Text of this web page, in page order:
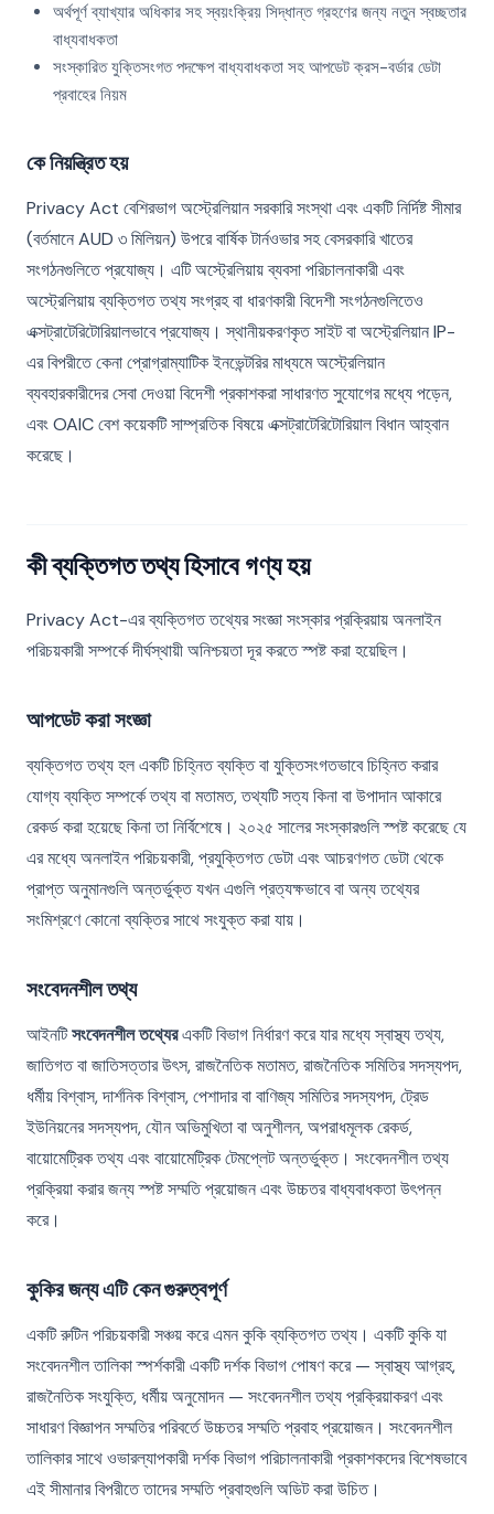
অর্থপূর্ণ ব্যাখ্যার অধিকার সহ স্বয়ংক্রিয় সিদ্ধান্ত গ্রহণের জন্য নতুন স্বচ্ছতার
বাধ্যবাধকতা
সংস্কারিত যুক্তিসংগত পদক্ষেপ বাধ্যবাধকতা সহ আপডেট ক্রস-বর্ডার ডেটা
প্রবাহের নিয়ম
কে নিয়ন্ত্রিত হয়
Privacy Act বেশিরভাগ অস্ট্রেলিয়ান সরকারি সংস্থা এবং একটি নির্দিষ্ট সীমার
(বর্তমানে AUD ৩ মিলিয়ন) উপরে বার্ষিক টার্নওভার সহ বেসরকারি খাতের
সংগঠনগুলিতে প্রযোজ্য। এটি অস্ট্রেলিয়ায় ব্যবসা পরিচালনাকারী এবং
অস্ট্রেলিয়ায় ব্যক্তিগত তথ্য সংগ্রহ বা ধারণকারী বিদেশী সংগঠনগুলিতেও
এক্সট্রাটেরিটোরিয়ালভাবে প্রযোজ্য। স্থানীয়করণকৃত সাইট বা অস্ট্রেলিয়ান IP-
এর বিপরীতে কেনা প্রোগ্রাম্যাটিক ইনভেন্টরির মাধ্যমে অস্ট্রেলিয়ান
ব্যবহারকারীদের সেবা দেওয়া বিদেশী প্রকাশকরা সাধারণত সুযোগের মধ্যে পড়েন,
এবং OAIC বেশ কয়েকটি সাম্প্রতিক বিষয়ে এক্সট্রাটেরিটোরিয়াল বিধান আহ্বান
করেছে।
কী ব্যক্তিগত তথ্য হিসাবে গণ্য হয়
Privacy Act-এর ব্যক্তিগত তথ্যের সংজ্ঞা সংস্কার প্রক্রিয়ায় অনলাইন
পরিচয়কারী সম্পর্কে দীর্ঘস্থায়ী অনিশ্চয়তা দূর করতে স্পষ্ট করা হয়েছিল।
আপডেট করা সংজ্ঞা
ব্যক্তিগত তথ্য হল একটি চিহ্নিত ব্যক্তি বা যুক্তিসংগতভাবে চিহ্নিত করার
যোগ্য ব্যক্তি সম্পর্কে তথ্য বা মতামত, তথ্যটি সত্য কিনা বা উপাদান আকারে
রেকর্ড করা হয়েছে কিনা তা নির্বিশেষে। ২০২৫ সালের সংস্কারগুলি স্পষ্ট করেছে যে
এর মধ্যে অনলাইন পরিচয়কারী, প্রযুক্তিগত ডেটা এবং আচরণগত ডেটা থেকে
প্রাপ্ত অনুমানগুলি অন্তর্ভুক্ত যখন এগুলি প্রত্যক্ষভাবে বা অন্য তথ্যের
সংমিশ্রণে কোনো ব্যক্তির সাথে সংযুক্ত করা যায়।
সংবেদনশীল তথ্য
আইনটিসংবেদনশীল তথ্যেরএকটি বিভাগ নির্ধারণ করে যার মধ্যে স্বাস্থ্য তথ্য,
জাতিগত বা জাতিসত্তার উৎস, রাজনৈতিক মতামত, রাজনৈতিক সমিতির সদস্যপদ,
ধর্মীয় বিশ্বাস, দার্শনিক বিশ্বাস, পেশাদার বা বাণিজ্য সমিতির সদস্যপদ, ট্রেড
ইউনিয়নের সদস্যপদ, যৌন অভিমুখিতা বা অনুশীলন, অপরাধমূলক রেকর্ড,
বায়োমেট্রিক তথ্য এবং বায়োমেট্রিক টেমপ্লেট অন্তর্ভুক্ত। সংবেদনশীল তথ্য
প্রক্রিয়া করার জন্য স্পষ্ট সম্মতি প্রয়োজন এবং উচ্চতর বাধ্যবাধকতা উৎপন্ন
করে।
কুকির জন্য এটি কেন গুরুত্বপূর্ণ
একটি রুটিন পরিচয়কারী সঞ্চয় করে এমন কুকি ব্যক্তিগত তথ্য। একটি কুকি যা
সংবেদনশীল তালিকা স্পর্শকারী একটি দর্শক বিভাগ পোষণ করে — স্বাস্থ্য আগ্রহ,
রাজনৈতিক সংযুক্তি, ধর্মীয় অনুমোদন — সংবেদনশীল তথ্য প্রক্রিয়াকরণ এবং
সাধারণ বিজ্ঞাপন সম্মতির পরিবর্তে উচ্চতর সম্মতি প্রবাহ প্রয়োজন। সংবেদনশীল
তালিকার সাথে ওভারল্যাপকারী দর্শক বিভাগ পরিচালনাকারী প্রকাশকদের বিশেষভাবে
এই সীমানার বিপরীতে তাদের সম্মতি প্রবাহগুলি অডিট করা উচিত।